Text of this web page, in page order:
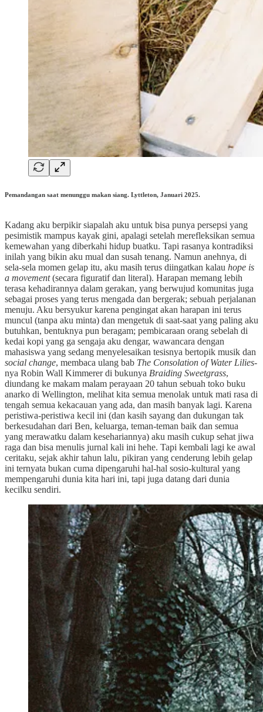
Pemandangan saat menunggu makan siang. Lyttleton, Januari 2025.
Kadang aku berpikir siapalah aku untuk bisa punya persepsi yang
pesimistik mampus kayak gini, apalagi setelah merefleksikan semua
kemewahan yang diberkahi hidup buatku. Tapi rasanya kontradiksi
inilah yang bikin aku mual dan susah tenang. Namun anehnya, di
sela-sela momen gelap itu, aku masih terus diingatkan kalau hope is
a movement(secara figuratif dan literal). Harapan memang lebih
terasa kehadirannya dalam gerakan, yang berwujud komunitas juga
sebagai proses yang terus mengada dan bergerak; sebuah perjalanan
menuju. Aku bersyukur karena pengingat akan harapan ini terus
muncul (tanpa aku minta) dan mengetuk di saat-saat yang paling aku
butuhkan, bentuknya pun beragam; pembicaraan orang sebelah di
kedai kopi yang ga sengaja aku dengar, wawancara dengan
mahasiswa yang sedang menyelesaikan tesisnya bertopik musik dan
social change, membaca ulang bab The Consolation of Water Lilies-
nya Robin Wall Kimmerer di bukunya Braiding Sweetgrass,
diundang ke makam malam perayaan 20 tahun sebuah toko buku
anarko di Wellington, melihat kita semua menolak untuk mati rasa di
tengah semua kekacauan yang ada, dan masih banyak lagi. Karena
peristiwa-peristiwa kecil ini (dan kasih sayang dan dukungan tak
berkesudahan dari Ben, keluarga, teman-teman baik dan semua
yang merawatku dalam kesehariannya) aku masih cukup sehat jiwa
raga dan bisa menulis jurnal kali ini hehe. Tapi kembali lagi ke awal
ceritaku, sejak akhir tahun lalu, pikiran yang cenderung lebih gelap
ini ternyata bukan cuma dipengaruhi hal-hal sosio-kultural yang
mempengaruhi dunia kita hari ini, tapi juga datang dari dunia
kecilku sendiri.